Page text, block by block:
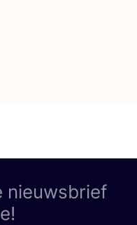
nieuwsbrief